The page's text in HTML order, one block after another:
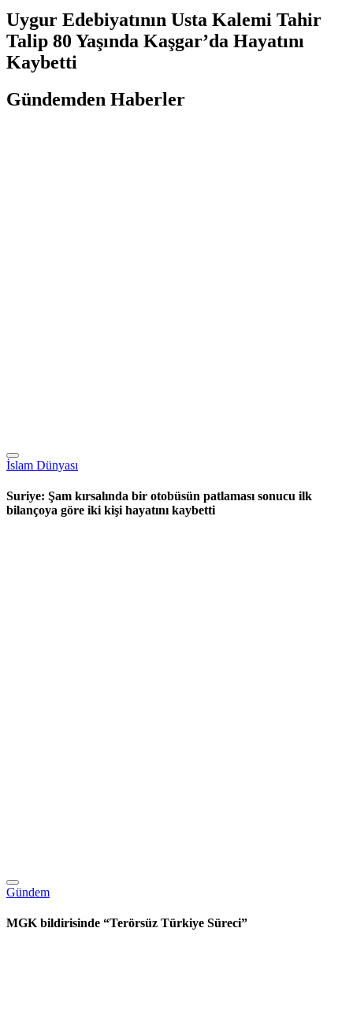
Uygur Edebiyatının Usta Kalemi Tahir
Talip 80 Yaşında Kaşgar’da Hayatını
Kaybetti
Gündemden Haberler
İslam Dünyası
Suriye: Şam kırsalında bir otobüsün patlaması sonucu ilk
bilançoya göre iki kişi hayatını kaybetti
Gündem
MGK bildirisinde “Terörsüz Türkiye Süreci”